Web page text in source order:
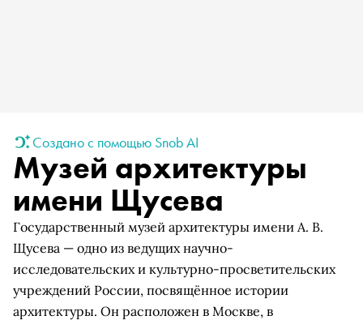
Создано с помощью Snob AI
Музей архитектуры
имени Щусева
Государственный музей архитектуры имени А. В.
Щусева — одно из ведущих научно-
исследовательских и культурно-просветительских
учреждений России, посвящённое истории
архитектуры. Он расположен в Москве, в